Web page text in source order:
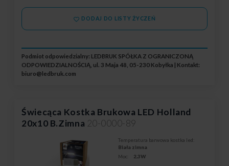
DODAJ DO LISTY ŻYCZEŃ
Podmiot odpowiedzialny: LEDBRUK SPÓŁKA Z OGRANICZONĄ
ODPOWIEDZIALNOŚCIĄ, ul. 3 Maja 48, 05-230 Kobyłka | Kontakt:
biuro@ledbruk.com
Świecąca Kostka Brukowa LED Holland
20x10 B.Zimna 20-0000-89
Temperatura barwowa kostka led:
Biała zimna
Moc:
2,3W